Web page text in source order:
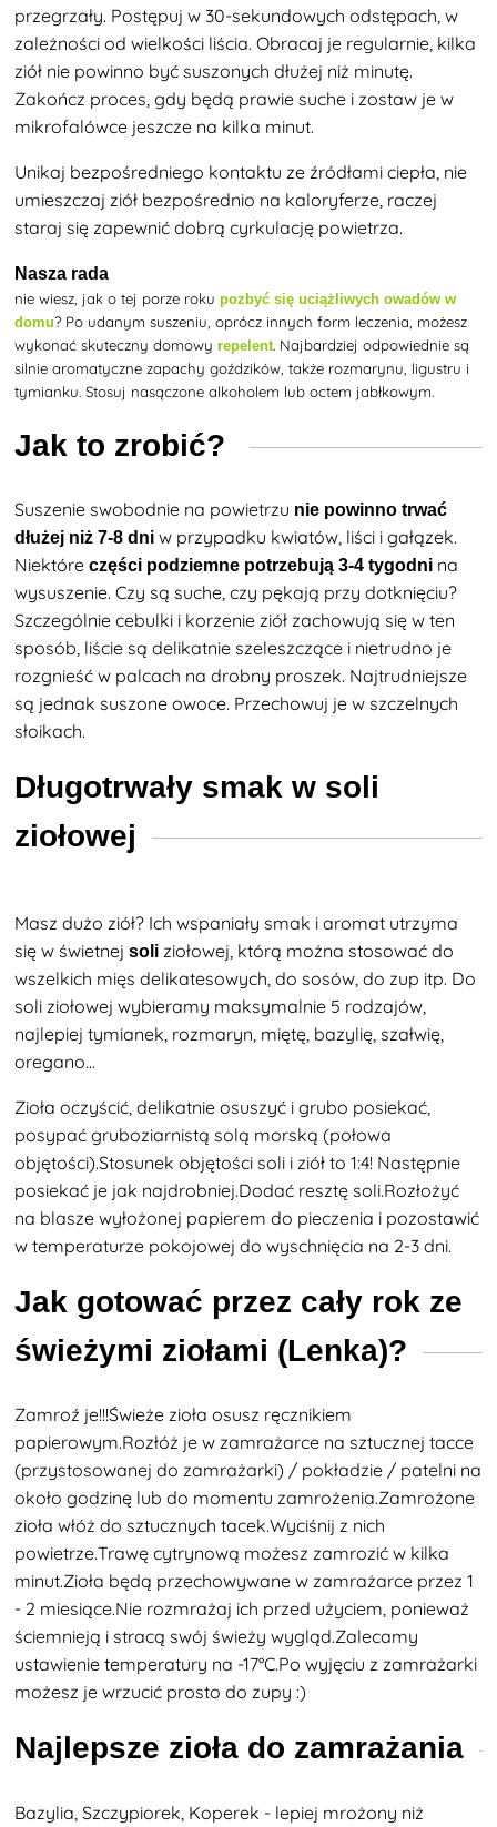
przegrzały. Postępuj w 30-sekundowych odstępach, w
zależności od wielkości liścia. Obracaj je regularnie, kilka
ziół nie powinno być suszonych dłużej niż minutę.
Zakończ proces, gdy będą prawie suche i zostaw je w
mikrofalówce jeszcze na kilka minut.
Unikaj bezpośredniego kontaktu ze źródłami ciepła, nie
umieszczaj ziół bezpośrednio na kaloryferze, raczej
staraj się zapewnić dobrą cyrkulację powietrza.
Nasza rada
nie wiesz, jak o tej porze rokupozbyć się uciążliwych owadów w
domu? Po udanym suszeniu, oprócz innych form leczenia, możesz
wykonać skuteczny domowyrepelent. Najbardziej odpowiednie są
silnie aromatyczne zapachy goździków, także rozmarynu, ligustru i
tymianku. Stosuj nasączone alkoholem lub octem jabłkowym.
Jak to zrobić?
Suszenie swobodnie na powietrzu nie powinno trwać
dłużej niż 7-8 dni w przypadku kwiatów, liści i gałązek.
Niektóreczęści podziemne potrzebują 3-4 tygodni na
wysuszenie. Czy są suche, czy pękają przy dotknięciu?
Szczególnie cebulki i korzenie ziół zachowują się w ten
sposób, liście są delikatnie szeleszczące i nietrudno je
rozgnieść w palcach na drobny proszek. Najtrudniejsze
są jednak suszone owoce. Przechowuj je w szczelnych
słoikach.
Długotrwały smak w soli
ziołowej
Masz dużo ziół? Ich wspaniały smak i aromat utrzyma
się w świetnejsoli ziołowej, którą można stosować do
wszelkich mięs delikatesowych, do sosów, do zup itp. Do
soli ziołowej wybieramy maksymalnie 5 rodzajów,
najlepiej tymianek, rozmaryn, miętę, bazylię, szałwię,
oregano...
Zioła oczyścić, delikatnie osuszyć i grubo posiekać,
posypać gruboziarnistą solą morską (połowa
objętości).Stosunek objętości soli i ziół to 1:4! Następnie
posiekać je jak najdrobniej.Dodać resztę soli.Rozłożyć
na blasze wyłożonej papierem do pieczenia i pozostawić
w temperaturze pokojowej do wyschnięcia na 2-3 dni.
Jak gotować przez cały rok ze
świeżymi ziołami (Lenka)?
Zamroź je!!!Świeże zioła osusz ręcznikiem
papierowym.Rozłóż je w zamrażarce na sztucznej tacce
(przystosowanej do zamrażarki) / pokładzie / patelni na
około godzinę lub do momentu zamrożenia.Zamrożone
zioła włóż do sztucznych tacek.Wyciśnij z nich
powietrze.Trawę cytrynową możesz zamrozić w kilka
minut.Zioła będą przechowywane w zamrażarce przez 1
- 2 miesiące.Nie rozmrażaj ich przed użyciem, ponieważ
ściemnieją i stracą swój świeży wygląd.Zalecamy
ustawienie temperatury na -17°C.Po wyjęciu z zamrażarki
możesz je wrzucić prosto do zupy :)
Najlepsze zioła do zamrażania
Bazylia, Szczypiorek, Koperek - lepiej mrożony niż